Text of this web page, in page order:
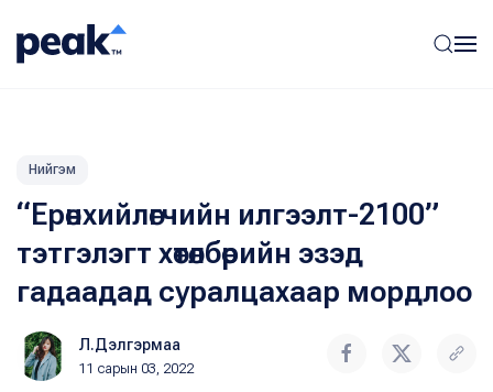
Нийгэм
“Ерөнхийлөгчийн илгээлт-2100”
тэтгэлэгт хөтөлбөрийн эзэд
гадаадад суралцахаар мордлоо
Л.Дэлгэрмаа
11 сарын 03, 2022